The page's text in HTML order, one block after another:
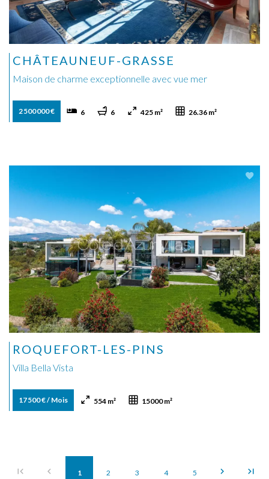
CHÂTEAUNEUF-GRASSE
Maison de charme exceptionnelle avec vue mer
2 500 000 € 6 6 425 m² 26.36 m²
ROQUEFORT-LES-PINS
Villa Bella Vista
17 500 € / Mois 554 m² 15000 m²
1 2 3 4 5